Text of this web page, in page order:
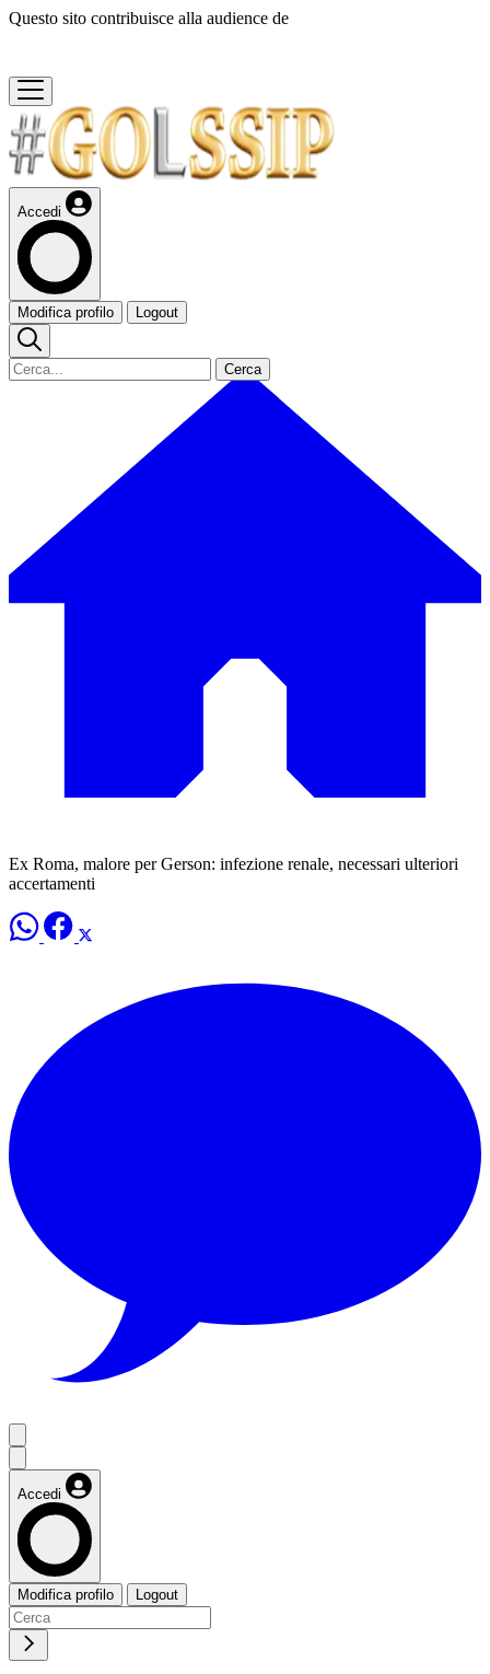
Questo sito contribuisce alla audience de
Accedi
Modifica profilo Logout
Cerca
Ex Roma, malore per Gerson: infezione renale, necessari ulteriori
accertamenti
Accedi
Modifica profilo Logout